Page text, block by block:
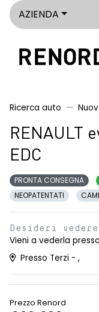
AZIENDA
Ricerca auto
RENAULT
EDC
PRONTA CONSEGNA
NEOPATENTATI
Desideri
Vieni a vederla
Presso Terzi - ,
Prezzo Renord